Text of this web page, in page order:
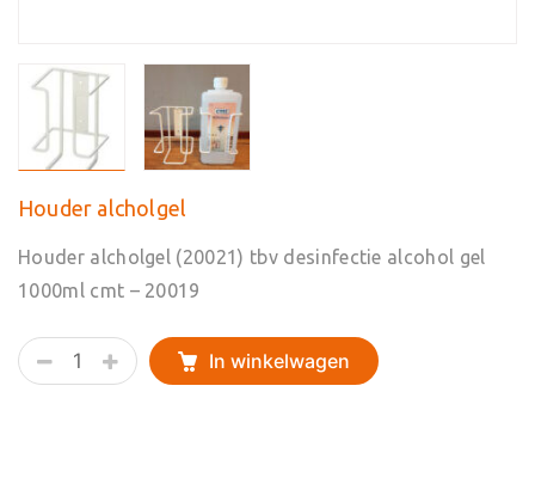
Houder alcholgel
Houder alcholgel (20021) tbv desinfectie alcohol gel
1000ml cmt – 20019
Houder
alcholgel
In winkelwagen